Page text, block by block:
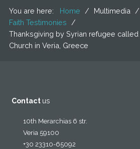
You are here: Home / Multimedia /
Faith Testimonies /
Thanksgiving by Syrian refugee called
Church in Veria, Greece
Contact us
10th Merarchias 6 str.
Veria 59100
+30 23310-65092